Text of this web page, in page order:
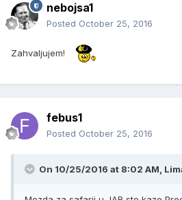
nebojsa1
Posted October 25, 2016
Zahvaljujem!
febus1
Posted October 25, 2016
On 10/25/2016 at 8:02 AM,